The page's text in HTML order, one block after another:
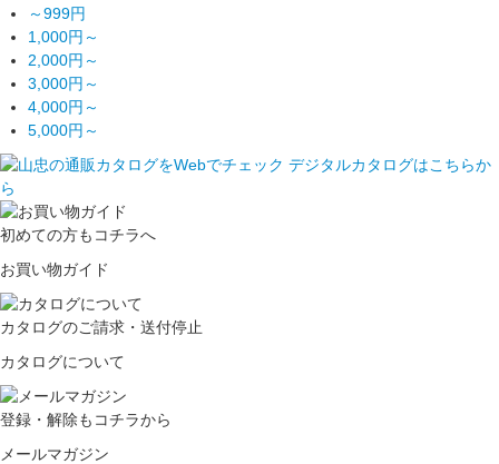
～999円
1,000円～
2,000円～
3,000円～
4,000円～
5,000円～
初めての方もコチラへ
お買い物ガイド
カタログのご請求・送付停止
カタログについて
登録・解除もコチラから
メールマガジン